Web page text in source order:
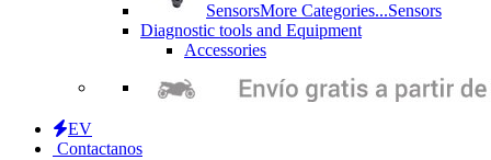
SensorsMore Categories...Sensors
Diagnostic tools and Equipment
Accessories
EV
Contactanos